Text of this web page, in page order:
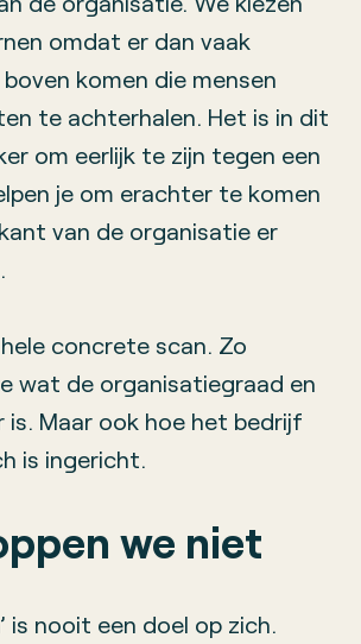
omdat er dan vaak
komen die mensen
te achterhalen. Het is in dit
om eerlijk te zijn tegen een
je om erachter te komen
van de organisatie er
concrete scan. Zo
wat de organisatiegraad en
Maar ook hoe het bedrijf
is ingericht.
we niet
is nooit een doel op zich.